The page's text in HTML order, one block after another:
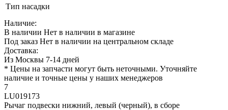
Тип насадки
Наличие:
В наличии Нет в наличии в магазине
Под заказ Нет в наличии на центральном складе
Доставка:
Из Москвы 7-14 дней
* Цены на запчасти могут быть неточными. Уточняйте
наличие и точные цены у наших менеджеров
7
LU019173
Рычаг подвески нижний, левый (черный), в сборе